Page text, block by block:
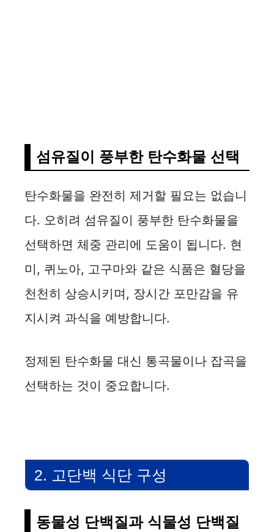
섬유질이 풍부한 탄수화물 선택
탄수화물을 완전히 제거할 필요는 없습니
다. 오히려 섬유질이 풍부한 탄수화물을
선택하면 체중 관리에 도움이 됩니다. 현
미, 퀴노아, 고구마와 같은 식품은 혈당을
천천히 상승시키며, 장시간 포만감을 유
지시켜 과식을 예방합니다.
정제된 탄수화물 대신 통곡물이나 잡곡을
선택하는 것이 중요합니다.
2. 고단백 식단 구성
동물성 단백질과 식물성 단백질